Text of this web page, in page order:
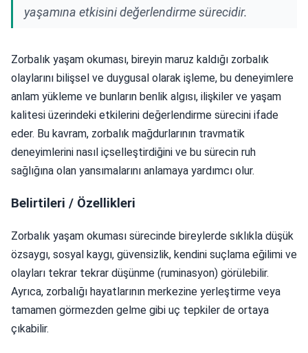
yaşamına etkisini değerlendirme sürecidir.
Zorbalık yaşam okuması, bireyin maruz kaldığı zorbalık
olaylarını bilişsel ve duygusal olarak işleme, bu deneyimlere
anlam yükleme ve bunların benlik algısı, ilişkiler ve yaşam
kalitesi üzerindeki etkilerini değerlendirme sürecini ifade
eder. Bu kavram, zorbalık mağdurlarının travmatik
deneyimlerini nasıl içselleştirdiğini ve bu sürecin ruh
sağlığına olan yansımalarını anlamaya yardımcı olur.
Belirtileri / Özellikleri
Zorbalık yaşam okuması sürecinde bireylerde sıklıkla düşük
özsaygı, sosyal kaygı, güvensizlik, kendini suçlama eğilimi ve
olayları tekrar tekrar düşünme (ruminasyon) görülebilir.
Ayrıca, zorbalığı hayatlarının merkezine yerleştirme veya
tamamen görmezden gelme gibi uç tepkiler de ortaya
çıkabilir.